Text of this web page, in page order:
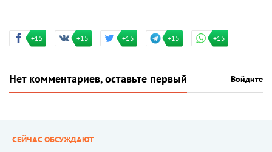
+15 +15 +15 +15 +15
Нет комментариев, оставьте первый Войдите
СЕЙЧАС ОБСУЖДАЮТ